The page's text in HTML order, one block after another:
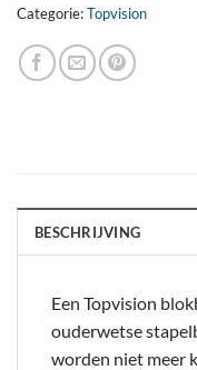
Categorie:Topvision
BESCHRIJVING
Een Topvision
ouderwetse
worden niet meer